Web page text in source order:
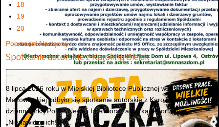
18
19
20
Poprzedni Następny
Spotkanie autorskie z Karoliną Olejak
8 lipca 2026 roku w Miejskiej Bibliotece Publicznej w Ostrowi
Mazowieckiej odbyło się spotkanie autorskie z Karoliną Olejak –
dziennikarką Polsat News i Interii oraz autorką reportażu
„Nienawidzę ich! To...